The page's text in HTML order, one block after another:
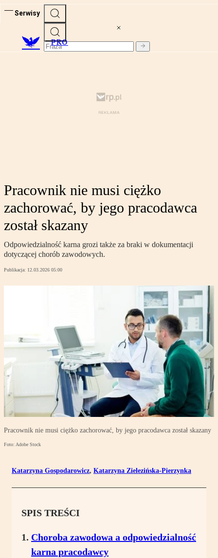
Serwisy
PRO
Pracownik nie musi ciężko
zachorować, by jego pracodawca
został skazany
Odpowiedzialność karna grozi także za braki w dokumentacji
dotyczącej chorób zawodowych.
Publikacja: 12.03.2026 05:00
Pracownik nie musi ciężko zachorować, by jego pracodawca został skazany
Foto: Adobe Stock
Katarzyna Gospodarowicz, Katarzyna Zielezińska-Pierzynka
SPIS TREŚCI
Choroba zawodowa a odpowiedzialność
karna pracodawcy